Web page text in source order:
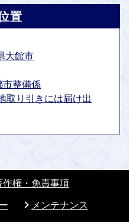
置
大館市
市整備係
取り引きには届け出
作権・免責事項
メンテナンス